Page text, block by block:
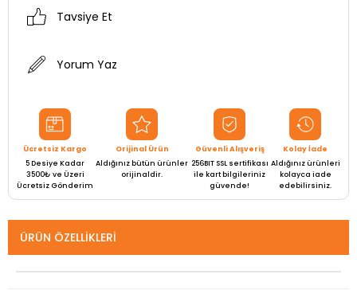
Tavsiye Et
Yorum Yaz
Ücretsiz Kargo
5 Desiye Kadar
3500₺ ve Üzeri
Ücretsiz Gönderim
Orijinal Ürün
Aldığınız bütün ürünler
orijinaldir.
Güvenli Alışveriş
256BIT SSL sertifikası
ile kart bilgileriniz
güvende!
Kolay İade
Aldığınız ürünleri
kolayca iade
edebilirsiniz.
ÜRÜN ÖZELLIKLERI